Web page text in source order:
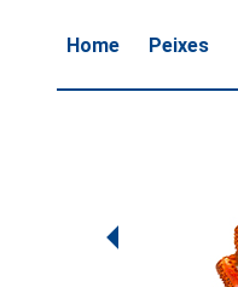
Home Peixes